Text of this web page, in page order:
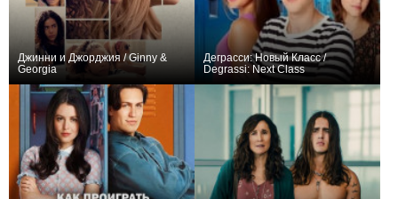
Джинни и Джорджия / Ginny &
Georgia
Деграсси: Новый Класс /
Degrassi: Next Class